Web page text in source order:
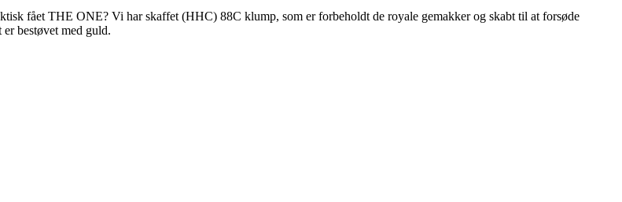
fået THE ONE? Vi har skaffet (HHC) 88C klump, som er forbeholdt de royale gemakker og skabt til at forsøde
bestøvet med guld.